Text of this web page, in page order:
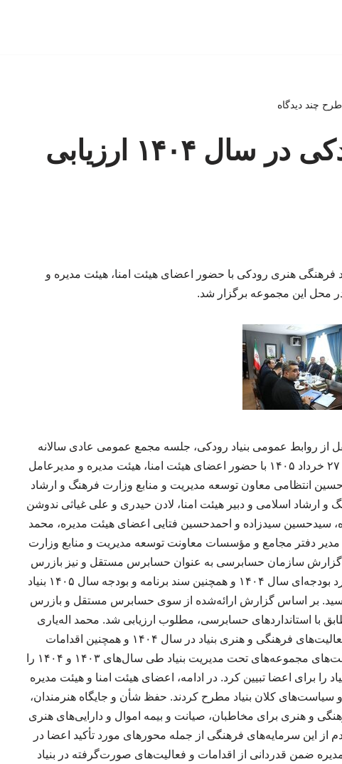
عملکرد مالی بنیاد رودکی در سال ۱۴۰۴ ارزیابی
فرهنگی هنری رودکی با حضور اعضای هیئت امنا، هیئت مدیره و
در محل این مجموعه برگزار شد.
از روابط عمومی بنیاد رودکی، جلسه مجمع عمومی عادی سالانه
هیئت امنای بنیاد فرهنگی هنری رودکی روز چهارشنبه ۲۷ خرداد ۱۴۰۵ با حضور اعضای هیئت امنا، هیئت مدیره و مدیرعامل
انتظامی معاون توسعه مدیریت و منابع وزارت فرهنگ و ارشاد
ارشاد اسلامی و دبیر هیئت امنا، لادن حیدری و علی غیاثی ندوشن
سیدحسین سیدزاده و احمدحسین فتایی اعضای هیئت مدیره، محمد
مدیر دفتر مجامع و مؤسسات معاونت توسعه مدیریت و منابع وزارت
گزارش سازمان حسابرسی به عنوان حسابرس مستقل و نیز بازرس
قانونی از صورت‌های مالی سال ۱۴۰۴، گزارش عملکرد بودجه‌ای سال ۱۴۰۴ و همچنین سند برنامه و بودجه سال ۱۴۰۵ بنیاد
بر اساس گزارش ارائه‌شده از سوی حسابرس مستقل و بازرس
عملکرد مالی بنیاد رودکی در سال ۱۴۰۴ مطابق با استانداردهای حسابرسی، مطلوب ارزیابی شد. محمد اله‌یاری
فومنی، مدیرعامل بنیاد رودکی، با ارائه گزارشی فعالیت‌های فرهنگی و هنری بنیاد در سال ۱۴۰۴ و همچنین اقدامات
انجام‌شده در حوزه نوسازی، به‌سازی و ارتقای زیرساخت‌های مجموعه‌های تحت مدیریت بنیاد طی سال‌های ۱۴۰۳ و ۱۴۰۴ را
را برای اعضا تبیین کرد. در ادامه، اعضای هیئت امنا و هیئت مدیره
و سیاست‌های کلان بنیاد مطرح کردند. حفظ شأن و جایگاه هنرمندان،
و هنری برای مخاطبان، صیانت و بیمه اموال و دارایی‌های هنری
از این سرمایه‌های فرهنگی از جمله محورهای مورد تأکید اعضا در
ضمن قدردانی از اقدامات و فعالیت‌های صورت‌گرفته در بنیاد